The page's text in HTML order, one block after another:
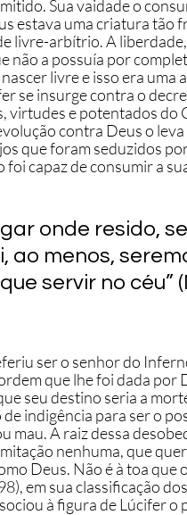
Sua vaidade o
estava uma criatura tão
livre-arbítrio. A
não a possuía por
livre e isso era
se insurge contra o
virtudes e potentados do
contra Deus o
que foram seduzidos
capaz de consumir a
onde resido,
ao menos,
servir no céu”
ser o senhor do
que lhe foi dada por
seu destino seria a
indigência para ser o
mau. A raiz dessa
nenhuma, que
Deus. Não é à toa que
em sua classificação
à figura de Lúcifer o